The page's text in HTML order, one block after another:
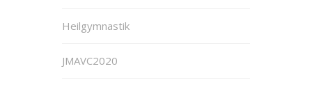
Heilgymnastik
JMAVC2020